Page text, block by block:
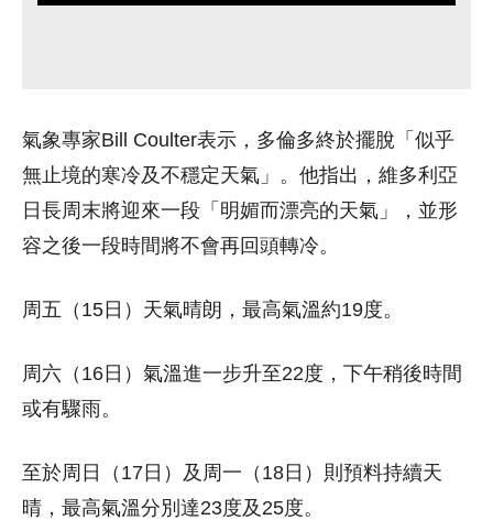
氣象專家Bill Coulter表示，多倫多終於擺脫「似乎
無止境的寒冷及不穩定天氣」。他指出，維多利亞
日長周末將迎來一段「明媚而漂亮的天氣」，並形
容之後一段時間將不會再回頭轉冷。
周五（15日）天氣晴朗，最高氣溫約19度。
周六（16日）氣溫進一步升至22度，下午稍後時間
或有驟雨。
至於周日（17日）及周一（18日）則預料持續天
晴，最高氣溫分別達23度及25度。